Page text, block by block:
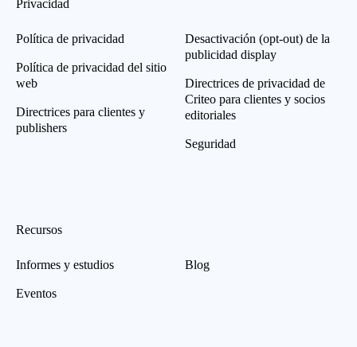
Privacidad
Política de privacidad
Política de privacidad del sitio
web
Directrices para clientes y
publishers
Desactivación (opt-out) de la
publicidad display
Directrices de privacidad de
Criteo para clientes y socios
editoriales
Seguridad
Recursos
Informes y estudios
Eventos
Blog